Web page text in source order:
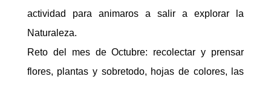
actividad para animaros a salir a explorar la
Naturaleza.
Reto del mes de Octubre: recolectar y prensar
flores, plantas y sobretodo, hojas de colores, las